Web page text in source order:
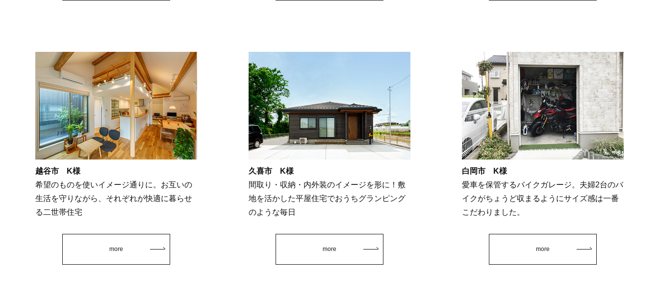
越谷市 K様
希望のものを使いイメージ通りに。お互いの
生活を守りながら、それぞれが快適に暮らせ
る二世帯住宅
more
久喜市 K様
間取り・収納・内外装のイメージを形に！敷
地を活かした平屋住宅でおうちグランピング
のような毎日
more
白岡市 K様
愛車を保管するバイクガレージ。夫婦2台のバ
イクがちょうど収まるようにサイズ感は一番
こだわりました。
more